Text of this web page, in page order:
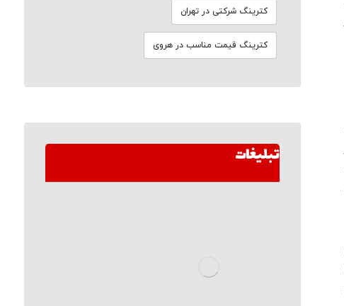
کترینگ شرکتی در تهران
کترینگ قیمت مناسب در هروی
تبلیغات